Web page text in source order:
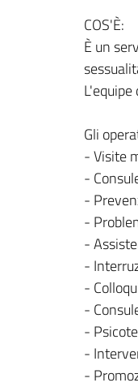
COS'È:
È un
Gli
- Visite
-
-
-
-
-
-
-
-
-
-